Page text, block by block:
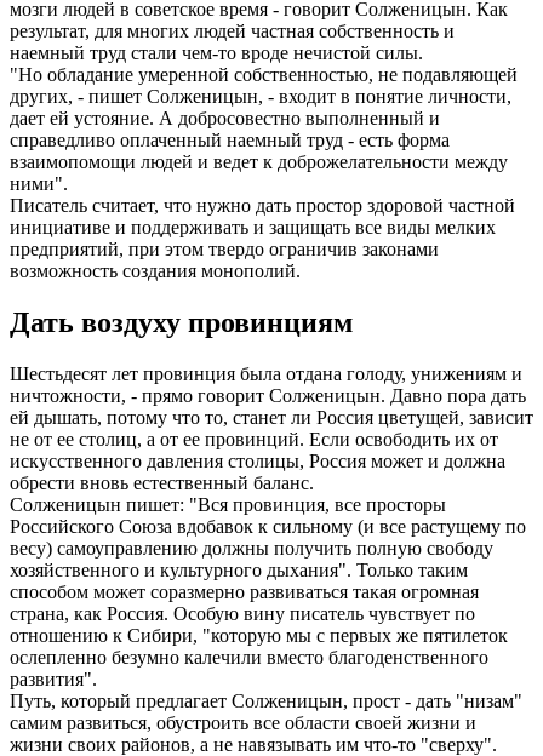
мозги людей в советское время - говорит Солженицын. Как
результат, для многих людей частная собственность и
наемный труд стали чем-то вроде нечистой силы.
"Но обладание умеренной собственностью, не подавляющей
других, - пишет Солженицын, - входит в понятие личности,
дает ей устояние. А добросовестно выполненный и
справедливо оплаченный наемный труд - есть форма
взаимопомощи людей и ведет к доброжелательности между
ними".
Писатель считает, что нужно дать простор здоровой частной
инициативе и поддерживать и защищать все виды мелких
предприятий, при этом твердо ограничив законами
возможность создания монополий.
Дать воздуху провинциям
Шестьдесят лет провинция была отдана голоду, унижениям и
ничтожности, - прямо говорит Солженицын. Давно пора дать
ей дышать, потому что то, станет ли Россия цветущей, зависит
не от ее столиц, а от ее провинций. Если освободить их от
искусственного давления столицы, Россия может и должна
обрести вновь естественный баланс.
Солженицын пишет: "Вся провинция, все просторы
Российского Союза вдобавок к сильному (и все растущему по
весу) самоуправлению должны получить полную свободу
хозяйственного и культурного дыхания". Только таким
способом может соразмерно развиваться такая огромная
страна, как Россия. Особую вину писатель чувствует по
отношению к Сибири, "которую мы с первых же пятилеток
ослепленно безумно калечили вместо благоденственного
развития".
Путь, который предлагает Солженицын, прост - дать "низам"
самим развиться, обустроить все области своей жизни и
жизни своих районов, а не навязывать им что-то "сверху".